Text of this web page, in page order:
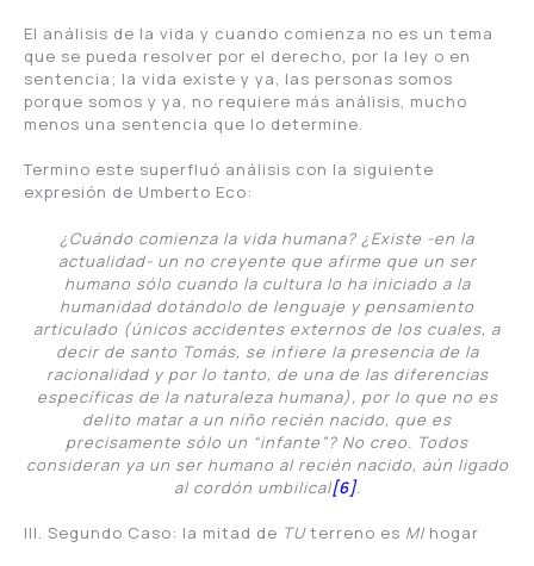
El análisis de la vida y cuando comienza no es un tema
que se pueda resolver por el derecho, por la ley o en
sentencia; la vida existe y ya, las personas somos
porque somos y ya, no requiere más análisis, mucho
menos una sentencia que lo determine.
Termino este superfluó análisis con la siguiente
expresión de Umberto Eco:
¿Cuándo comienza la vida humana? ¿Existe -en la
actualidad- un no creyente que afirme que un ser
humano sólo cuando la cultura lo ha iniciado a la
humanidad dotándolo de lenguaje y pensamiento
articulado (únicos accidentes externos de los cuales, a
decir de santo Tomás, se infiere la presencia de la
racionalidad y por lo tanto, de una de las diferencias
específicas de la naturaleza humana), por lo que no es
delito matar a un niño recién nacido, que es
precisamente sólo un “infante”? No creo. Todos
consideran ya un ser humano al recién nacido, aún ligado
al cordón umbilical[6].
III. Segundo Caso: la mitad de TUterreno es MI hogar